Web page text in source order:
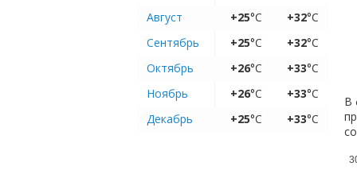
Август
+25°C +32°C
Сентябрь
+25°C +32°C
Октябрь
+26°C +33°C
Ноябрь
+26°C +33°C
Декабрь
+25°C +33°C
В